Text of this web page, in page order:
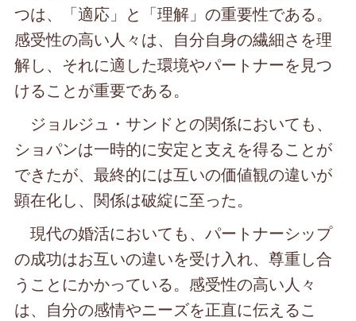
つは、「適応」と「理解」の重要性である。
感受性の高い人々は、自分自身の繊細さを理
解し、それに適した環境やパートナーを見つ
けることが重要である。
ジョルジュ・サンドとの関係においても、
ショパンは一時的に安定と支えを得ることが
できたが、最終的には互いの価値観の違いが
顕在化し、関係は破綻に至った。
現代の婚活においても、パートナーシップ
の成功はお互いの違いを受け入れ、尊重し合
うことにかかっている。感受性の高い人々
は、自分の感情やニーズを正直に伝えるこ